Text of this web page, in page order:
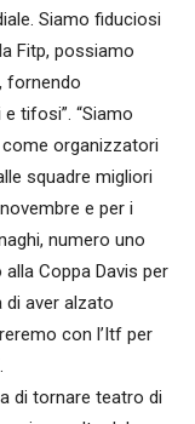
Siamo fiduciosi
Fitp, possiamo
fornendo
tifosi”. “Siamo
organizzatori
squadre migliori
e per i
numero uno
Coppa Davis per
di aver alzato
con l’Itf per
di tornare teatro di